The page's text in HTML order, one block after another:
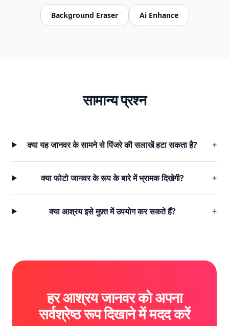
Background Eraser Ai Enhance
सामान्य प्रश्न
क्या यह जानवर के सामने से पिंजरे की सलाखें हटा सकता है? +
क्या फोटो जानवर के रूप के बारे में भ्रामक दिखेगी? +
क्या आश्रय इसे मुफ़्त में उपयोग कर सकते हैं? +
हर आश्रय जानवर को अपना
सर्वश्रेष्ठ रूप दिखाने में मदद करें